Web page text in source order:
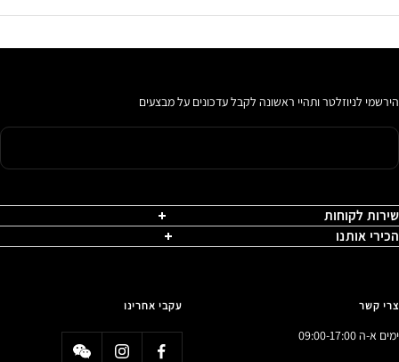
הירשמי לניוזלטר ותהיי ראשונה לקבל עדכונים על מבצעים
שירות לקוחות
הכירי אותנו
צרי קשר
ימים א-ה 09:00-17:00
עקבי אחרינו